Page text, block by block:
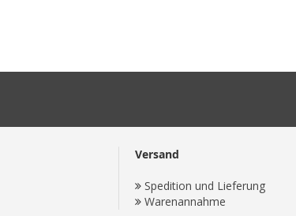
Versand
Spedition und Lieferung
Warenannahme